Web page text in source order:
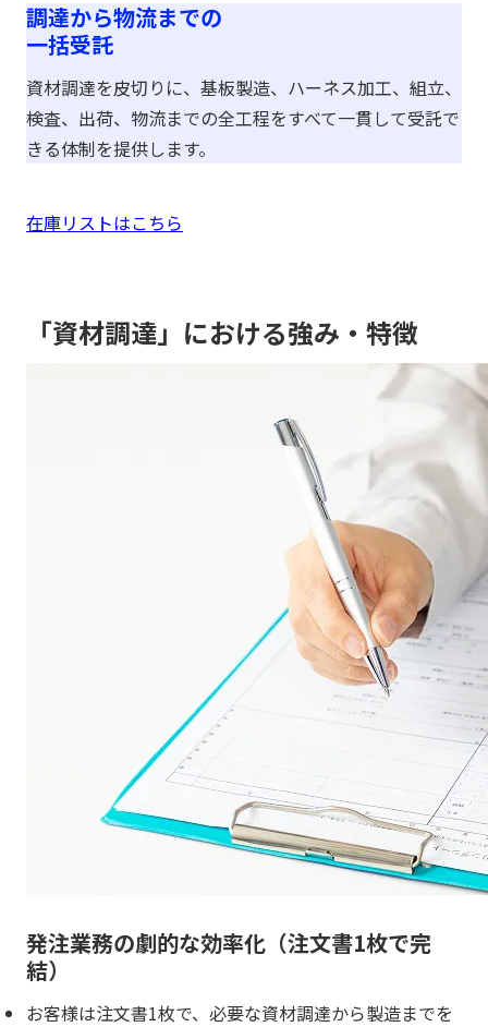
調達から物流までの
一括受託
資材調達を皮切りに、基板製造、ハーネス加工、組立、
検査、出荷、物流までの全工程をすべて一貫して受託で
きる体制を提供します。
在庫リストはこちら
「資材調達」における強み・特徴
発注業務の劇的な効率化（注文書1枚で完
結）
お客様は注文書1枚で、必要な資材調達から製造までを